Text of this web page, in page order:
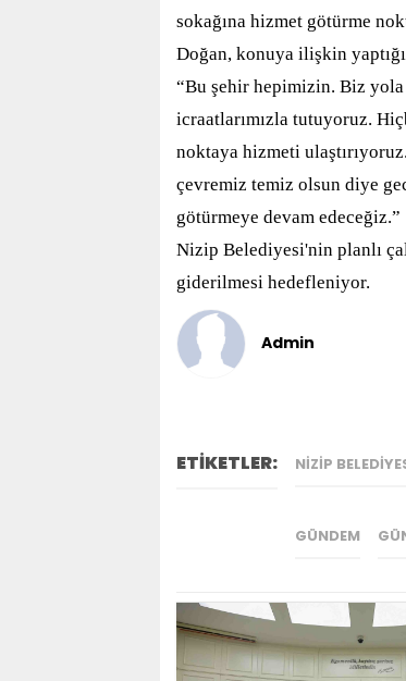
sokağına hizmet götürme
Doğan, konuya ilişkin
“Bu şehir hepimizin. Biz yola
icraatlarımızla tutuyoruz.
noktaya hizmeti
çevremiz temiz olsun diye
götürmeye devam edeceğiz.”
Nizip Belediyesi'nin planlı
giderilmesi hedefleniyor.
Admin
ETİKETLER: NIZIP
GÜNDEM